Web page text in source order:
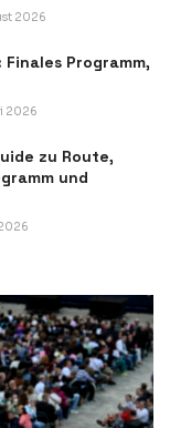
2026
Programm,
2026
zu Route,
und